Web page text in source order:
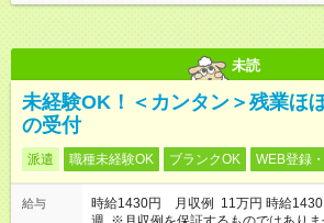
未読
未経験OK！＜カンタン＞残業ほ
の受付
派遣 職種未経験OK ブランクOK WEB登録
給与
時給1430円 月収例 11万円 時給